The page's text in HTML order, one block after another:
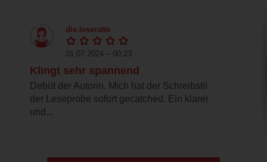
die.leseratte
01.07.2024 – 00:23
Klingt sehr spannend
Debüt der Autorin. Mich hat der Schreibstil
der Leseprobe sofort gecatched. Ein klarer
und...